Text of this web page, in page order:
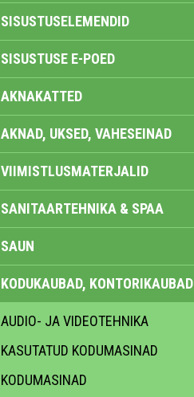
SISUSTUSELEMENDID
SISUSTUSE E-POED
AKNAKATTED
AKNAD, UKSED, VAHESEINAD
VIIMISTLUSMATERJALID
SANITAARTEHNIKA & SPAA
SAUN
KODUKAUBAD, KONTORIKAUBAD
AUDIO- JA VIDEOTEHNIKA
KASUTATUD KODUMASINAD
KODUMASINAD